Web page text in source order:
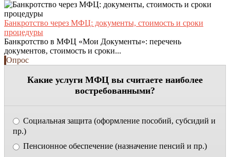
Банкротство через МФЦ: документы, стоимость и сроки
процедуры
Банкротство в МФЦ «Мои Документы»: перечень
документов, стоимость и сроки...
Опрос
Какие услуги МФЦ вы считаете наиболее
востребованными?
Социальная защита (оформление пособий, субсидий и
пр.)
Пенсионное обеспечение (назначение пенсий и пр.)